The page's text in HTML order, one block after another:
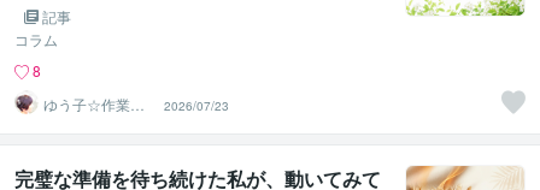
記事
コラム
8
ゆう子☆作業療
法士＆ライフコ
ーチ
2026/07/23
完璧な準備を待ち続けた私が、動いてみて